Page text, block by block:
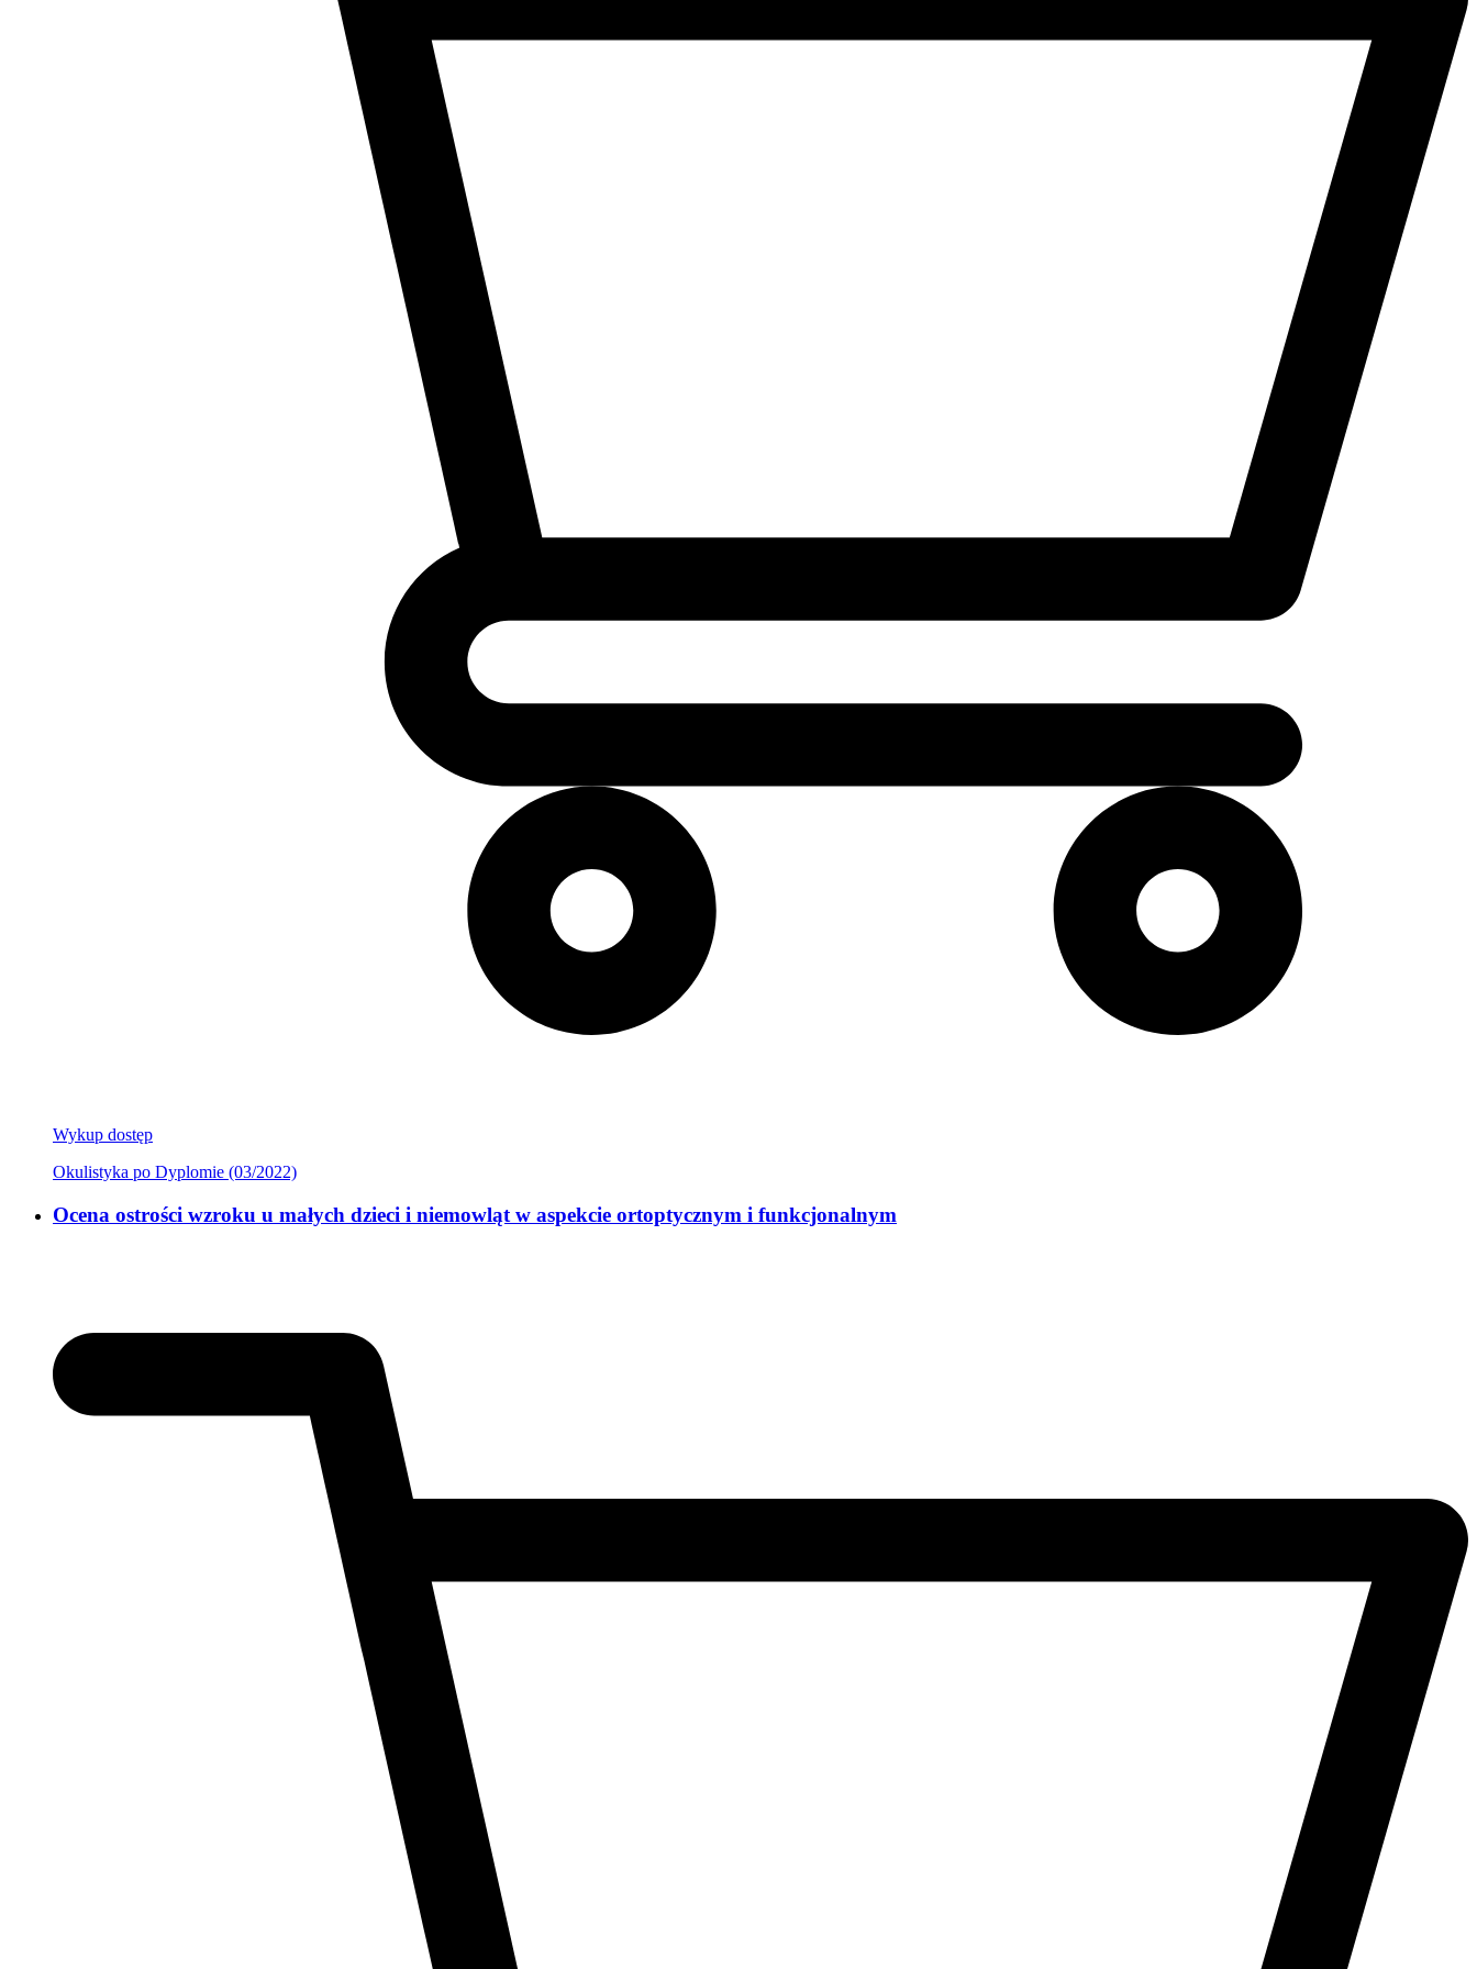
Wykup dostęp
Okulistyka po Dyplomie (03/2022)
Ocena ostrości wzroku u małych dzieci i niemowląt w aspekcie ortoptycznym i funkcjonalnym